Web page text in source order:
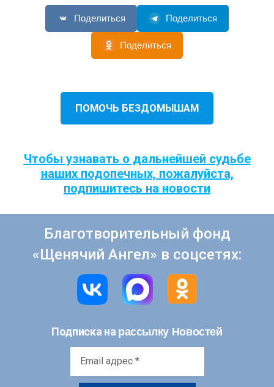
Поделиться Поделиться
Поделиться
ПОМОЧЬ БЕЗДОМЫШАМ
Чтобы узнавать о дальнейшей судьбе
наших подопечных, пожалуйста,
подпишитесь на новости
Благотворительный фонд
«Щенячий Ангел» в соцсетях:
Подписка на рассылку Новостей